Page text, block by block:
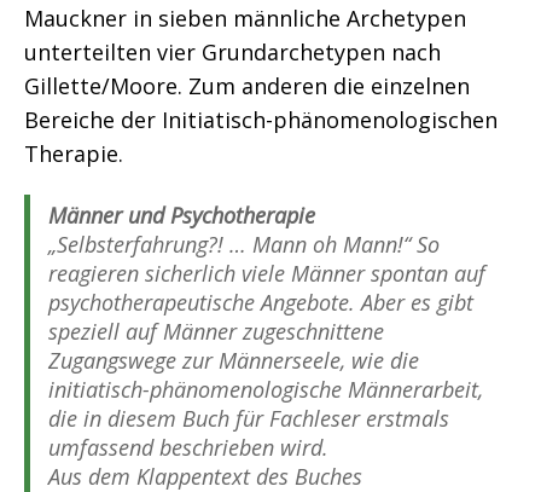
Mauckner in sieben männliche Archetypen
unterteilten vier Grundarchetypen nach
Gillette/Moore. Zum anderen die einzelnen
Bereiche der Initiatisch-phänomenologischen
Therapie.
Männer und Psychotherapie
„Selbsterfahrung?! … Mann oh Mann!“ So
reagieren sicherlich viele Männer spontan auf
psychotherapeutische Angebote. Aber es gibt
speziell auf Männer zugeschnittene
Zugangswege zur Männerseele, wie die
initiatisch-phänomenologische Männerarbeit,
die in diesem Buch für Fachleser erstmals
umfassend beschrieben wird.
Aus dem Klappentext des Buches